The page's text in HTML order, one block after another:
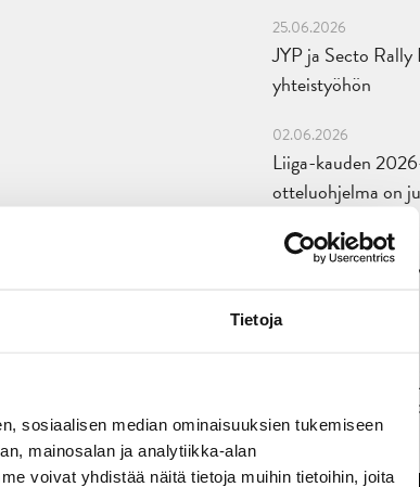
Tietoja
sosiaalisen median ominaisuuksien tukemiseen
mainosalan ja analytiikka-alan
voivat yhdistää näitä tietoja muihin tietoihin, joita
25.06.2026
JYP ja Secto Rally
yhteistyöhön
02.06.2026
Liiga-kauden
otteluohjelma on
27.05.2026
Reece Newkirk
Jaatinen ja
JYPin ja KeuPa